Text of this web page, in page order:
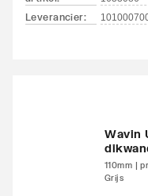
Leverancier:
Wavin
110mm |
Grijs